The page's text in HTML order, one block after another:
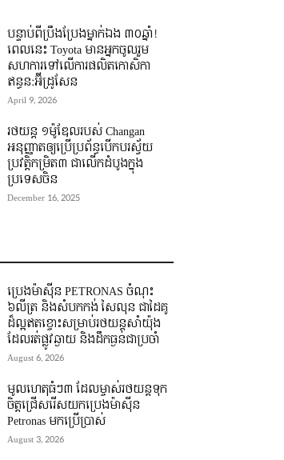
បន្ទាប់ពីប្រឹងប្រែងម្នាក់ឯង ៣០ឆ្នាំ! ​
ពេលនេះ Toyota មានអ្នកចូលរួម
សហការទៅលើការផលិតកោសិកា
ឥន្ធន:អ៊ីដ្រូសែន
April 9, 2026
រថយន្ត ១ម៉ូឌែលរបស់ Changan
អនុញ្ញាតឲ្យប្រើប្រព័ន្ធបើកបរស្វ័យ
ប្រវត្តិកម្រិត៣ ជាលើកដំបូងក្នុង
ប្រទេសចិន
December 16, 2025
ប្រេងម៉ាស៊ីន PETRONAS ចំណុះ
៦លីត្រ និងសំបកកង់ សៃលុន ជាដៃគូ
ដ៏ល្អឥតខ្ចោះសម្រាប់រថយន្តសាំយ៉ុង
ដែលរត់ផ្លូវឆ្ងាយ និងដឹកធ្ងន់ជាប្រចាំ
August 6, 2026
មូលហេតុធំៗ៣ ដែលម្ចាស់រថយន្តទុក
ចិត្តជ្រើសរើសយកប្រេងម៉ាស៊ីន
Petronas មកប្រើប្រាស់
August 3, 2026